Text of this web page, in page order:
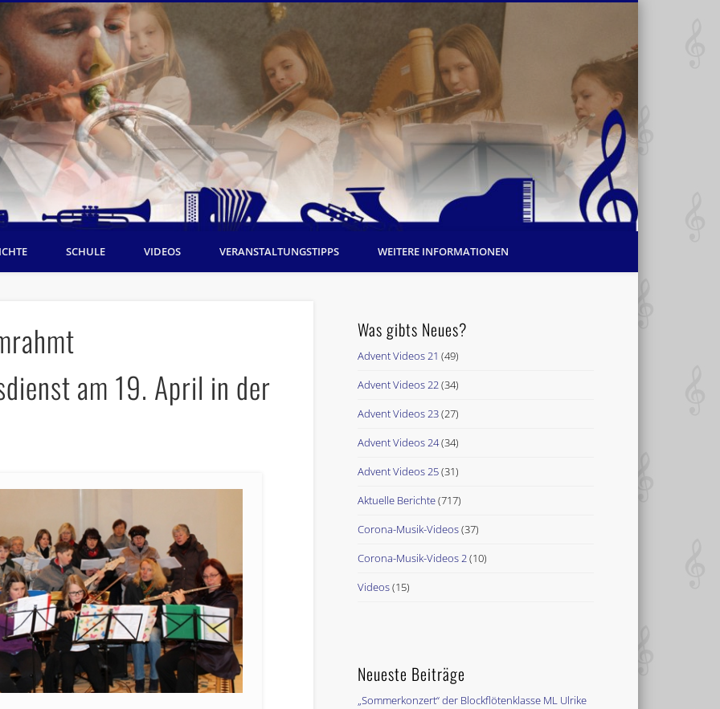
SCHULE VIDEOS VERANSTALTUNGSTIPPS WEITERE INFORMATIONEN
am 19. April in der
Was gibts Neues?
Advent Videos 21 (49)
Advent Videos 22(34)
Advent Videos 23(27)
Advent Videos 24(34)
Advent Videos 25(31)
Aktuelle Berichte(717)
Corona-Musik-Videos(37)
Corona-Musik-Videos 2(10)
Videos(15)
Neueste Beiträge
„Sommerkonzert“ der Blockflötenklasse ML Ulrike